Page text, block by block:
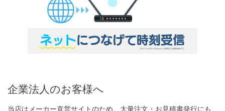
企業法人のお客様へ
当店はメーカー直営サイトのため、大量注文・お見積書発行にも